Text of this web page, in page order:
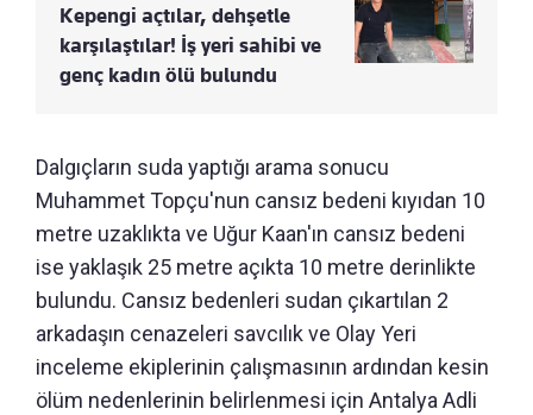
Kepengi açtılar, dehşetle
karşılaştılar! İş yeri sahibi ve
genç kadın ölü bulundu
Dalgıçların suda yaptığı arama sonucu
Muhammet Topçu'nun cansız bedeni kıyıdan 10
metre uzaklıkta ve Uğur Kaan'ın cansız bedeni
ise yaklaşık 25 metre açıkta 10 metre derinlikte
bulundu. Cansız bedenleri sudan çıkartılan 2
arkadaşın cenazeleri savcılık ve Olay Yeri
inceleme ekiplerinin çalışmasının ardından kesin
ölüm nedenlerinin belirlenmesi için Antalya Adli